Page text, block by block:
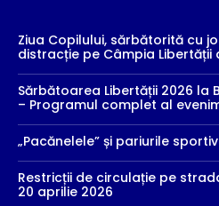
Ziua Copilului, sărbătorită cu
distracție pe Câmpia Libertății
Sărbătoarea Libertății 2026 la
– Programul complet al
„Pacănelele” și pariurile
Restricții de circulație pe
20 aprilie 2026